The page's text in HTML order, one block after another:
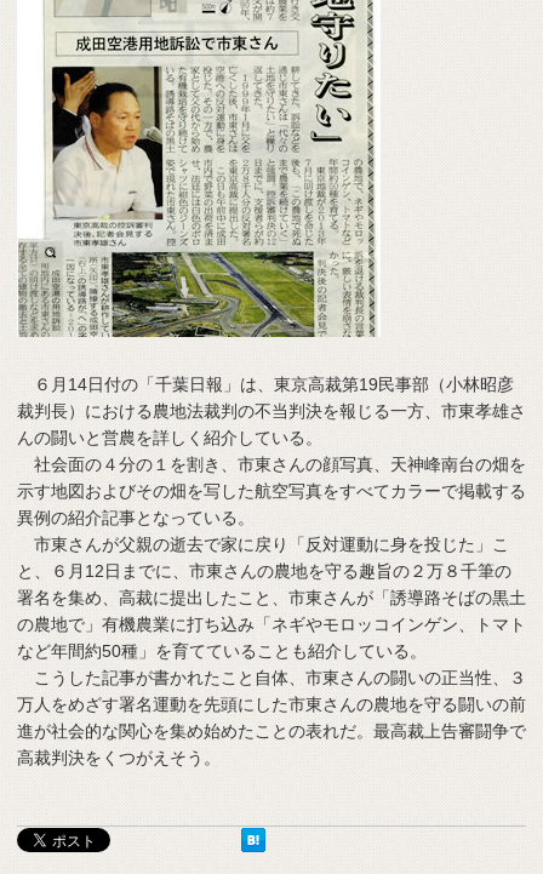
６月14日付の「千葉日報」は、東京高裁第19民事部（小林昭彦
裁判長）における農地法裁判の不当判決を報じる一方、市東孝雄さ
んの闘いと営農を詳しく紹介している。
社会面の４分の１を割き、市東さんの顔写真、天神峰南台の畑を
示す地図およびその畑を写した航空写真をすべてカラーで掲載する
異例の紹介記事となっている。
市東さんが父親の逝去で家に戻り「反対運動に身を投じた」こ
と、６月12日までに、市東さんの農地を守る趣旨の２万８千筆の
署名を集め、高裁に提出したこと、市東さんが「誘導路そばの黒土
の農地で」有機農業に打ち込み「ネギやモロッコインゲン、トマト
など年間約50種」を育てていることも紹介している。
こうした記事が書かれたこと自体、市東さんの闘いの正当性、３
万人をめざす署名運動を先頭にした市東さんの農地を守る闘いの前
進が社会的な関心を集め始めたことの表れだ。最高裁上告審闘争で
高裁判決をくつがえそう。